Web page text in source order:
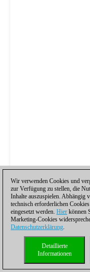
Wir verwenden Cookies und
zur Verfügung zu stellen, die
Inhalte auszuspielen. Abhängig
technisch erforderlichen
eingesetzt werden. Hier können
Marketing-Cookies
Datenschutzerklärung.
Detaillierte
Informationen